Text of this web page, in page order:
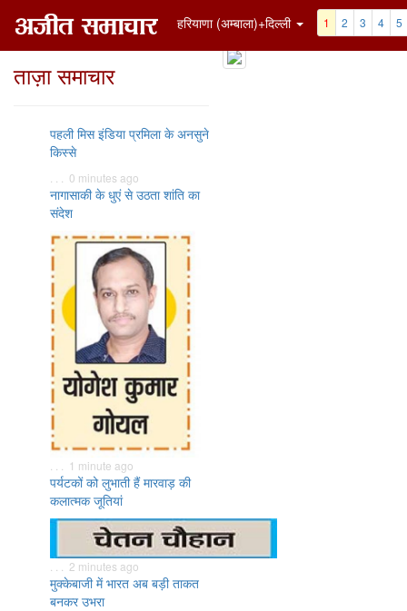
हरियाणा (अम्बाला)+दिल्ली 1 2 3 4 5
ताज़ा समाचार
पहली मिस इंडिया प्रमिला के अनसुने
किस्से
. . . 0 minutes ago
नागासाकी के धुएं से उठता शांति का
संदेश
. . . 1 minute ago
पर्यटकों को लुभाती हैं मारवाड़ की
कलात्मक जूतियां
. . . 2 minutes ago
मुक्केबाजी में भारत अब बड़ी ताकत
बनकर उभरा